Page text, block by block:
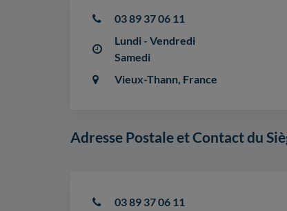
03 89 37 06 11
Lundi - Vendredi
Samedi
Vieux-Thann, France
Adresse Postale et Contact du
03 89 37 06 11